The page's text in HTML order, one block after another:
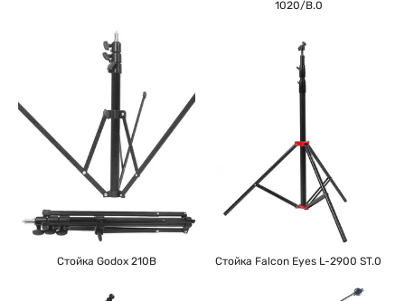
1020/B.0
Стойка Godox 210B Стойка Falcon Eyes L-2900 ST.0